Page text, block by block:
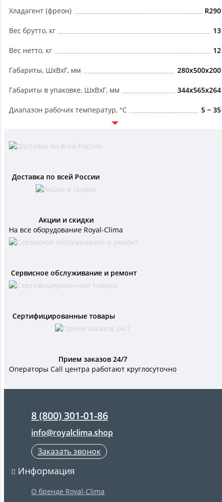
Хладагент (фреон) R290
Вес брутто, кг 13
Вес нетто, кг 12
Габариты, ШxВxГ, мм 280x500x200
Габариты в упаковке, ШxВxГ, мм 344x565x264
Диапазон рабочих температур, °C 5 ~ 35
Доставка по всей России
Акции и скидки
На все оборудование Royal-Clima
Сервисное обслуживание и ремонт
Сертифицированные товары
Прием заказов 24/7
Операторы Call центра работают круглосуточно
8 (800) 301-01-86
info@royalclima.shop
Заказать звонок
Информация
О бренде Royal-Clima